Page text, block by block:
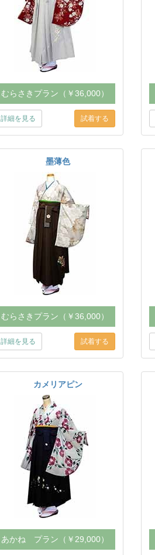
むらさきプラン（￥36,000）
詳細を見る
墨薄色
むらさきプラン（￥36,000）
詳細を見る
カメリアピン
あかね プラン（￥29,000）